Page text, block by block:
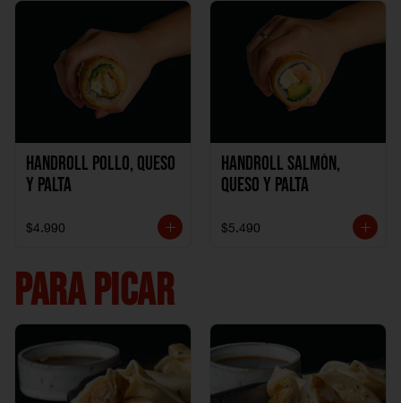
Handroll Pollo, Queso
y Palta
$4.990
Handroll Salmón,
Queso y Palta
$5.490
PARA PICAR